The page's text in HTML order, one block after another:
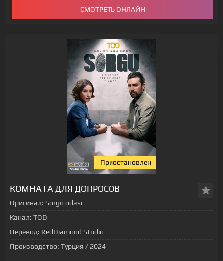
СМОТРЕТЬ ОНЛАЙН
Приостановлен
КОМНАТА ДЛЯ ДОПРОСОВ
Оригинал: Sorgu odasi
Канал: TOD
Перевод: RedDiamond Studio
Производство: Турция / 2024